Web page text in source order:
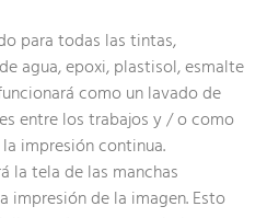
para todas las tintas,
agua, epoxi, plastisol, esmalte
como un lavado de
entre los trabajos y / o como
impresión continua.
la tela de las manchas
impresión de la imagen. Esto